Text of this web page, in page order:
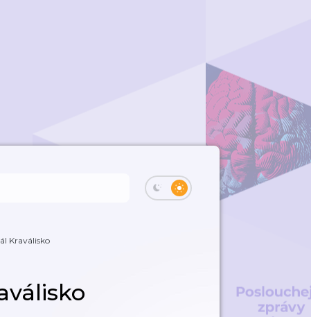
Kraválisko